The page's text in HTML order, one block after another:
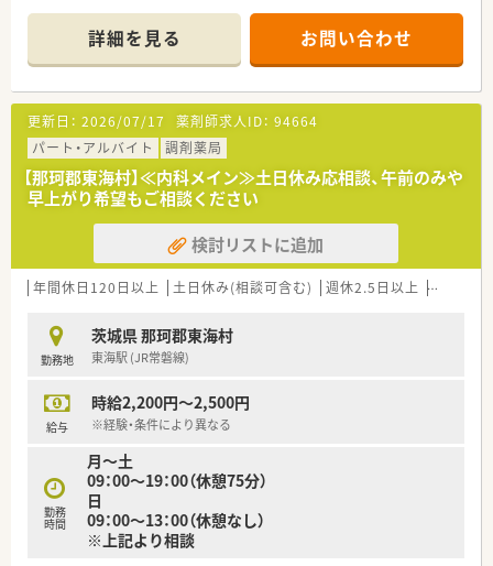
礎から学べます。家庭的な環境のなかで経験豊かなスタッフが
親身になって指導します。
■医師、訪問看護師、施設スタッフやケアマネージャーと連携
し、患者さまのご自宅や各種高齢者施設を訪問、お薬をお届け
し、薬剤管理、お薬に関するご説明やご相談に応じています
詳細を見る お問い合わせ
更新日： 2026/07/17 薬剤師求人ID： 94664
パート・アルバイト
調剤薬局
【那珂郡東海村】≪内科メイン≫土日休み応相談、午前のみや
早上がり希望もご相談ください
検討リストに追加
年間休日120日以上 土日休み(相談可含む) 週休2.5日以上 週32h以
勤務地
茨城県 那珂郡東海村
東海駅 (JR常磐線)
給与
時給2,200円～2,500円
※経験・条件により異なる
勤務
時間
月～土
09：00～19：00（休憩75分）
日
09：00～13：00（休憩なし）
※上記より相談